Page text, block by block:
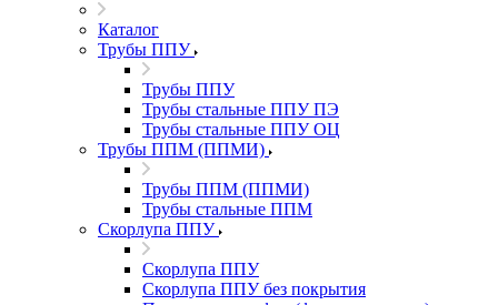
Каталог
Трубы ППУ
Трубы ППУ
Трубы стальные ППУ ПЭ
Трубы стальные ППУ ОЦ
Трубы ППМ (ППМИ)
Трубы ППМ (ППМИ)
Трубы стальные ППМ
Скорлупа ППУ
Скорлупа ППУ
Скорлупа ППУ без покрытия